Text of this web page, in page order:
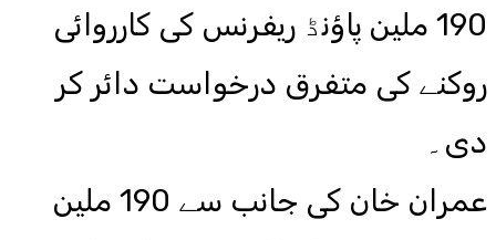
190 ملین پاؤنڈ ریفرنس کی کارروائی
روکنے کی متفرق درخواست دائر کر
دی۔
عمران خان کی جانب سے 190 ملین